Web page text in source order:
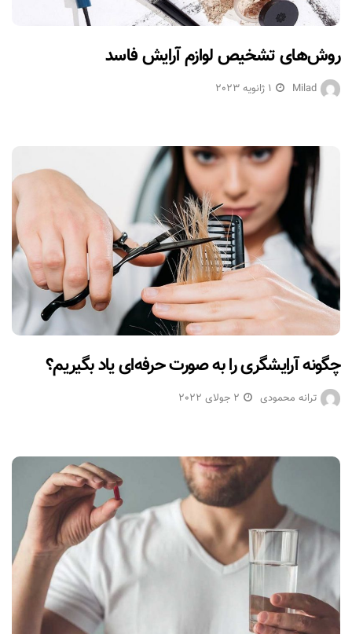
روش‌های تشخیص لوازم آرایش فاسد
Milad 1 ژانویه 2023
چگونه آرایشگری را به صورت حرفه‌ای یاد بگیریم؟
ترانه محمودی 2 جولای 2022